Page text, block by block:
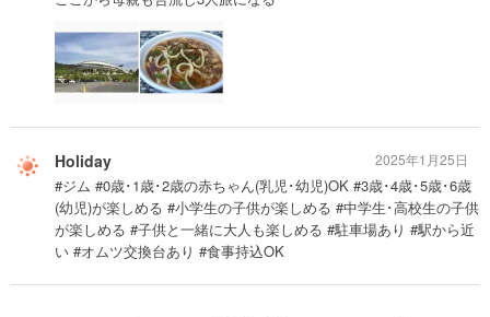
Holiday
#ジム #0歳･1歳･2歳の赤ちゃん(乳児･幼児)OK #3歳･4歳･5歳･6歳
(幼児)が楽しめる #小学生の子供が楽しめる #中学生･高校生の子供
が楽しめる #子供と一緒に大人も楽しめる #駐車場あり #駅から近
い #オムツ交換台あり #食事持込OK
2025年1月25日